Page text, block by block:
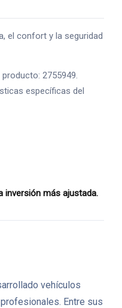
el confort y la seguridad
2755949.
específicas del
inversión más ajustada.
vehículos
Entre sus